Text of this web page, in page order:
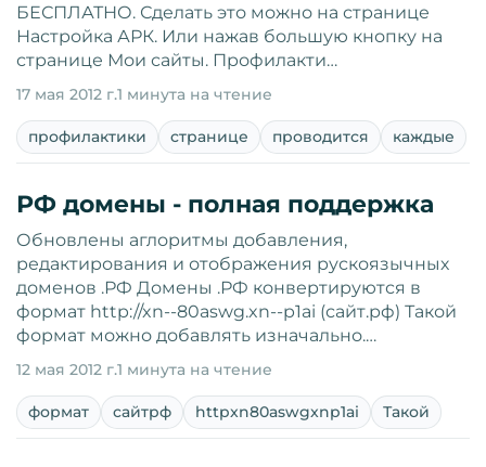
БЕСПЛАТНО. Сделать это можно на странице
Настройка АРК. Или нажав большую кнопку на
странице Мои сайты. Профилакти…
17 мая 2012 г.1 минута на чтение
профилактики странице проводится каждые
РФ домены - полная поддержка
Обновлены аглоритмы добавления,
редактирования и отображения рускоязычных
доменов .РФ Домены .РФ конвертируются в
формат http://xn--80aswg.xn--p1ai (сайт.рф) Такой
формат можно добавлять изначально.…
12 мая 2012 г.1 минута на чтение
формат сайтрф httpxn80aswgxnp1ai Такой